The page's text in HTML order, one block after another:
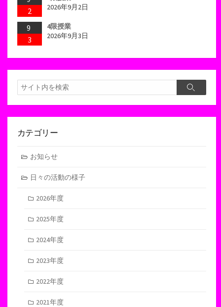
2
2026年9月2日
9
3
4限授業
2026年9月3日
検
索
検
カテゴリー
お知らせ
日々の活動の様子
2026年度
2025年度
2024年度
2023年度
2022年度
2021年度